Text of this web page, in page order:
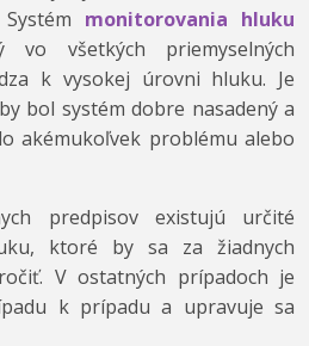
monitorovania hluku
vo všetkých priemyselných
k vysokej úrovni hluku. Je
bol systém dobre nasadený a
akémukoľvek problému alebo
predpisov existujú určité
ktoré by sa za žiadnych
V ostatných prípadoch je
k prípadu a upravuje sa